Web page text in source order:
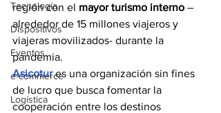
Tecnología
Dispositivos
Eventos
e-commerce
Logística
región con el mayor turismo interno –
alrededor de 15 millones viajeros y
viajeras movilizados- durante la
pandemia.
Asicotur es una organización sin fines
de lucro que busca fomentar la
cooperación entre los destinos